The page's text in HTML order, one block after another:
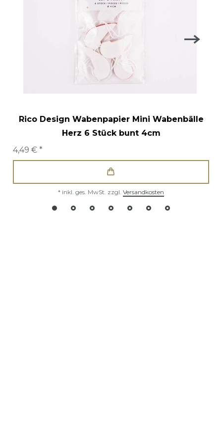
Rico Design Wabenpapier Mini Wabenbälle
Herz 6 Stück bunt 4cm
4,49 € *
* inkl. ges. MwSt. zzgl. Versandkosten